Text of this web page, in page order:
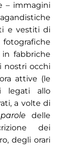
– immagini
e vestiti di
fabbriche
nostri occhi
attive (le
legati allo
a volte di
parole delle
dei
degli orari